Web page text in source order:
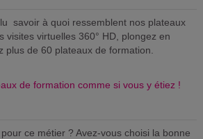
savoir à quoi ressemblent nos plateaux
visites virtuelles 360° HD, plongez en
plus de 60 plateaux de formation.
de formation comme si vous y étiez !
ce métier ? Avez-vous choisi la bonne